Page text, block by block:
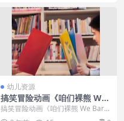
幼儿资源
搞笑冒险动画《咱们裸熊 We
Bare Bears》第一季中文版全
搞笑冒险动画《咱们裸熊 We Bare
Bears》第一季中文版全26集下载